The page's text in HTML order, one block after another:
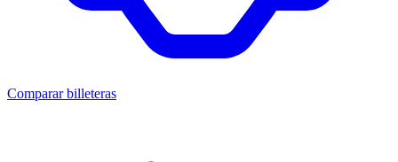
Comparar billeteras